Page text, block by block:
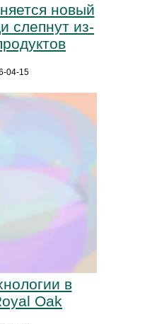
новый
слепнут из-
04-15
в
Oak